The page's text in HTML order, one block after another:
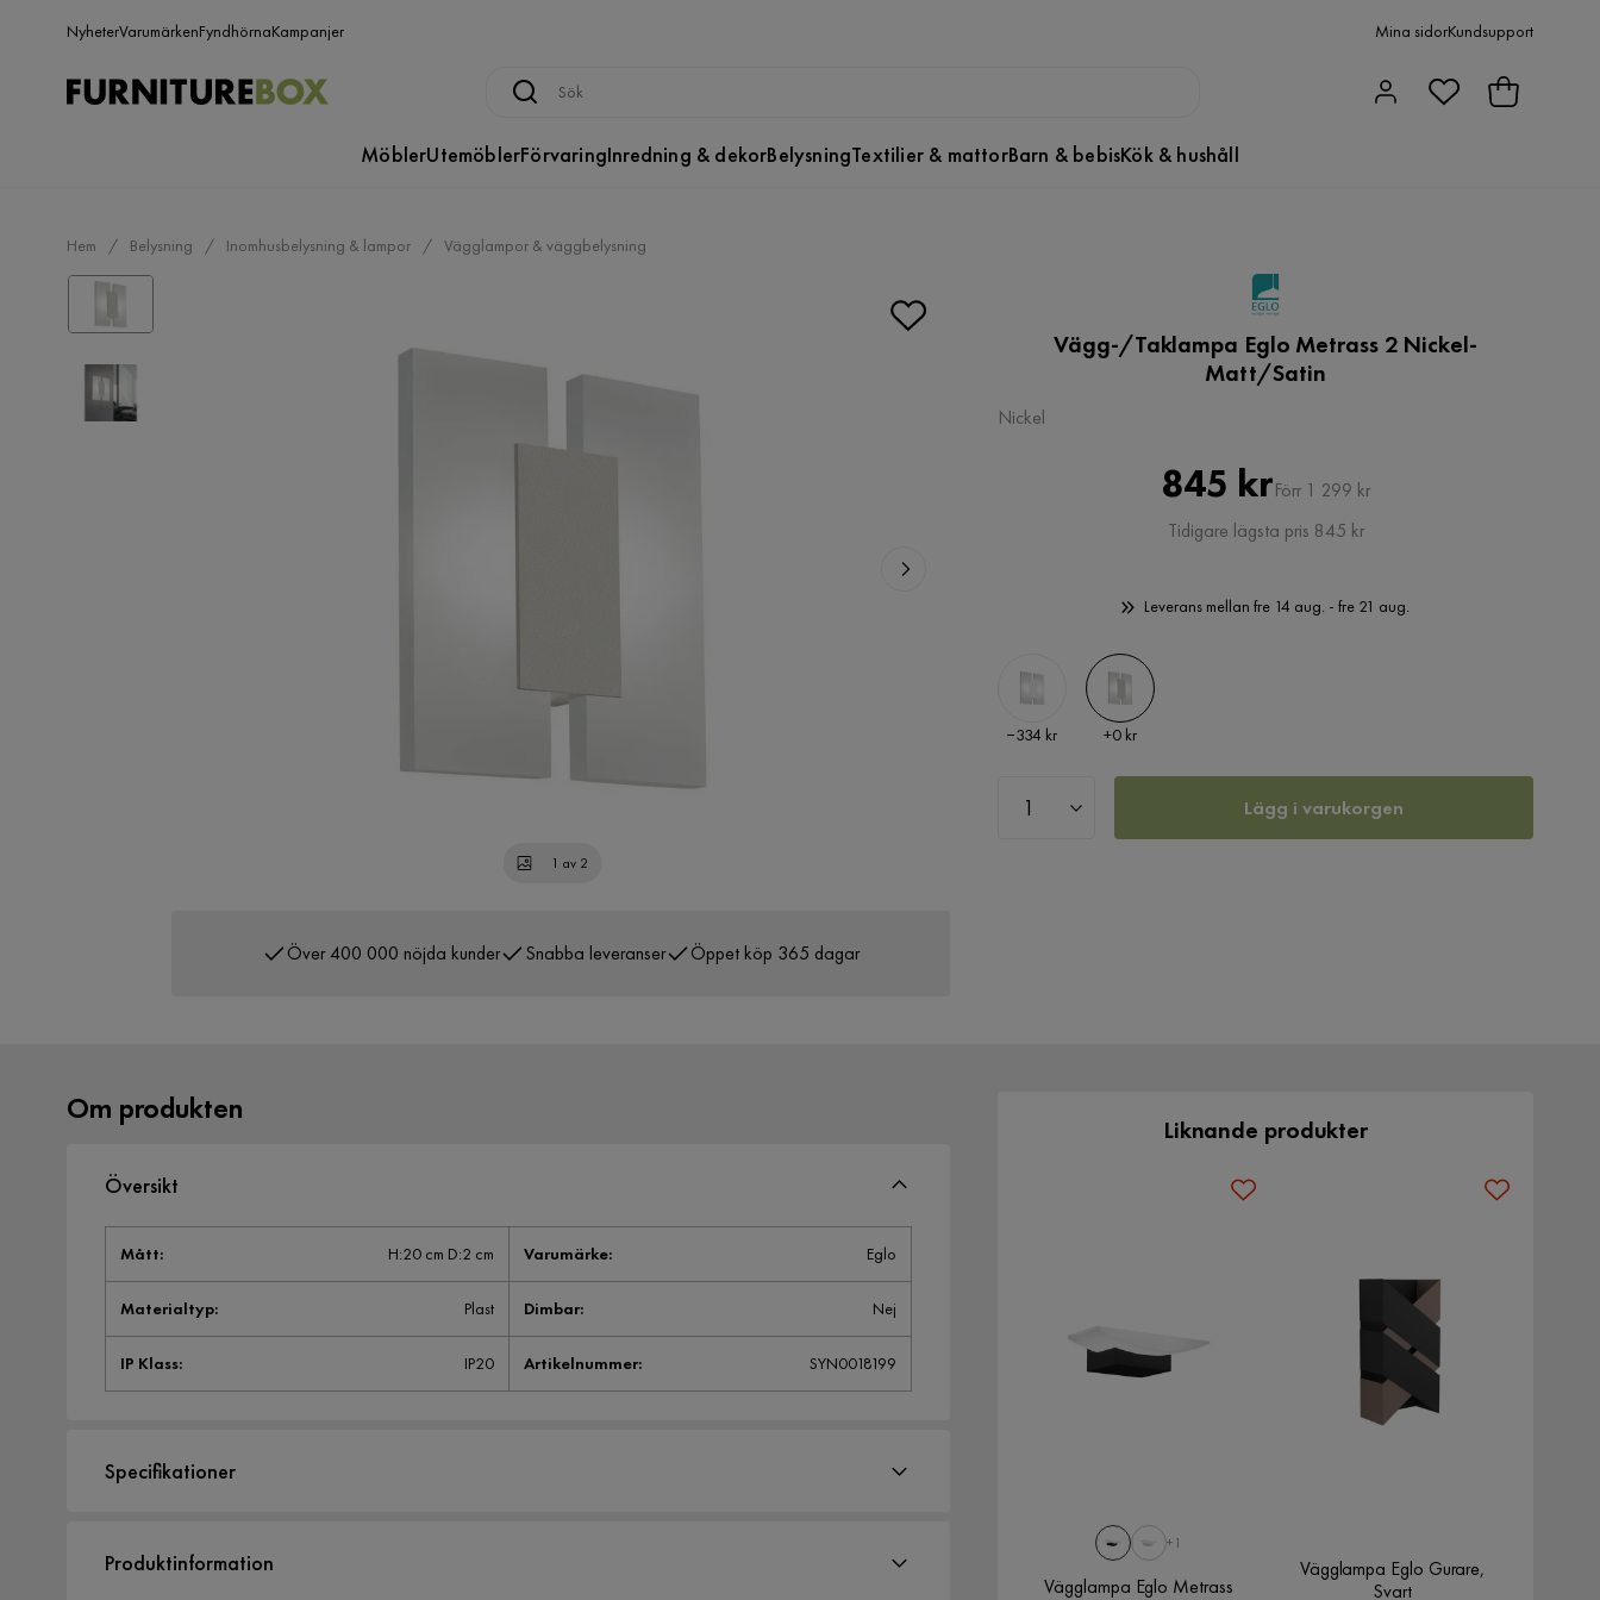
NyheterVarumärkenFyndhörnaKampanjer Mina sidorKundsupport
MöblerUtemöblerFörvaringInredning & dekorBelysningTextilier & mattorBarn & bebisKök & hushåll
Hem Belysning Inomhusbelysning & lampor Vägglampor & väggbelysning
1 av 2
Över 400 000 nöjda kunder Snabba leveranser Öppet köp 365 dagar
Vägg-/Taklampa Eglo Metrass 2 Nickel-
Matt/Satin
Nickel
Pris
845 krOriginal
Pris
Förr 1 299 kr
Tidigare lägsta pris 845 kr
Leverans mellan fre 14 aug. - fre 21 aug.
Pris
−334 kr Pris
+0 kr
Lägg i varukorgen
Om produkten
Översikt
Mått: H:20 cm D:2 cm Varumärke: Eglo
Materialtyp: Plast Dimbar: Nej
IP Klass: IP20 Artikelnummer: SYN0018199
Specifikationer
Storlek
Produktinformation
Liknande produkter
+1
Vägglampa Eglo Metrass
Vägglampa Eglo Gurare,
Svart